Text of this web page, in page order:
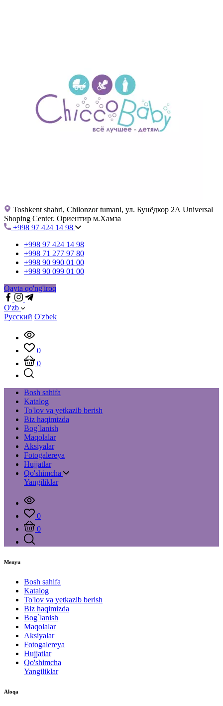
Toshkent shahri, Chilonzor tumani, ул. Бунёдкор 2А Universal
Shoping Center. Ориентир м.Хамза
+998 97 424 14 98
+998 97 424 14 98
+998 71 277 97 80
+998 90 990 01 00
+998 90 099 01 00
Qayta qo'ng'iroq
O'zb
Русский O'zbek
0
0
Bosh sahifa
Katalog
To'lov va yetkazib berish
Biz haqimizda
Bog`lanish
Maqolalar
Aksiyalar
Fotogalereya
Hujjatlar
Qo'shimcha
Yangiliklar
0
0
Menyu
Bosh sahifa
Katalog
To'lov va yetkazib berish
Biz haqimizda
Bog`lanish
Maqolalar
Aksiyalar
Fotogalereya
Hujjatlar
Qo'shimcha
Yangiliklar
Aloqa